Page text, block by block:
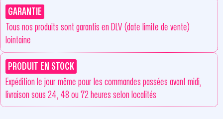
GARANTIE
Tous nos produits sont garantis en DLV (date limite de vente)
lointaine
PRODUIT EN STOCK
Expédition le jour même pour les commandes passées avant midi,
livraison sous 24, 48 ou 72 heures selon localités